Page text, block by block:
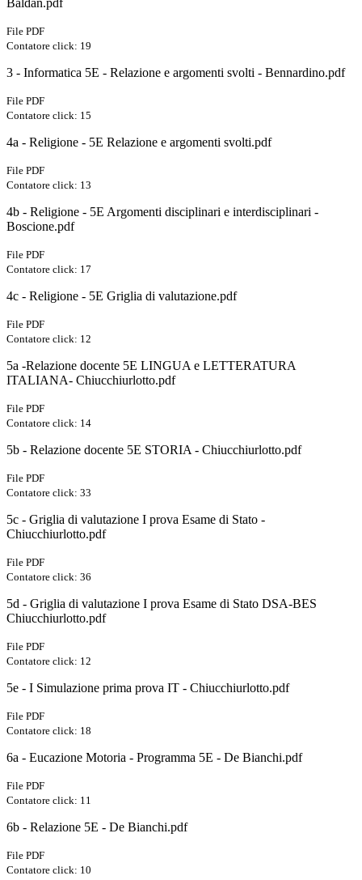
Baldan.pdf
File PDF
Contatore click: 19
3 - Informatica 5E - Relazione e argomenti svolti - Bennardino.pdf
File PDF
Contatore click: 15
4a - Religione - 5E Relazione e argomenti svolti.pdf
File PDF
Contatore click: 13
4b - Religione - 5E Argomenti disciplinari e interdisciplinari -
Boscione.pdf
File PDF
Contatore click: 17
4c - Religione - 5E Griglia di valutazione.pdf
File PDF
Contatore click: 12
5a -Relazione docente 5E LINGUA e LETTERATURA
ITALIANA- Chiucchiurlotto.pdf
File PDF
Contatore click: 14
5b - Relazione docente 5E STORIA - Chiucchiurlotto.pdf
File PDF
Contatore click: 33
5c - Griglia di valutazione I prova Esame di Stato -
Chiucchiurlotto.pdf
File PDF
Contatore click: 36
5d - Griglia di valutazione I prova Esame di Stato DSA-BES
Chiucchiurlotto.pdf
File PDF
Contatore click: 12
5e - I Simulazione prima prova IT - Chiucchiurlotto.pdf
File PDF
Contatore click: 18
6a - Eucazione Motoria - Programma 5E - De Bianchi.pdf
File PDF
Contatore click: 11
6b - Relazione 5E - De Bianchi.pdf
File PDF
Contatore click: 10